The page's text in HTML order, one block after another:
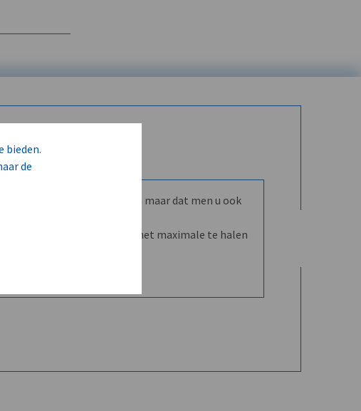
bieden.
de
community leren kennen maar dat men u ook
€72/mnd en dVO helpt u het maximale te halen